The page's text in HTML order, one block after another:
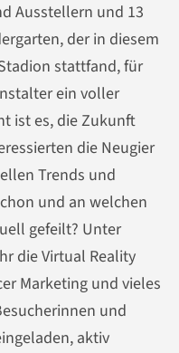
Ausstellern und 13
der in diesem
stattfand, für
ein voller
ist es, die Zukunft
die Neugier
Trends und
und an welchen
gefeilt? Unter
die Virtual Reality
Marketing und vieles
und
aktiv